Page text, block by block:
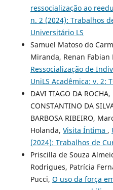
ressocialização ao
n. 2 (2024): Trabalhos
Universitário LS
Samuel Matoso do
Miranda, Renan Fabian
Ressocialização de
UniLS Acadêmica: v. 2:
DAVI TIAGO DA
CONSTANTINO DA
BARBOSA RIBEIRO,
Holanda, Visita Íntima ,
(2024): Trabalhos de
Priscilla de Souza
Rodrigues, Patrícia
Pucci, O uso da força